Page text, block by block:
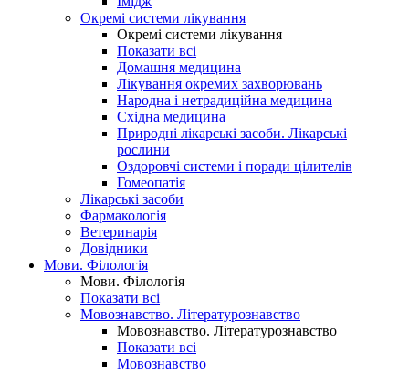
Окремі системи лікування
Окремі системи лікування
Показати всі
Домашня медицина
Лікування окремих захворювань
Народна і нетрадиційна медицина
Східна медицина
Природні лікарські засоби. Лікарські
рослини
Оздоровчі системи і поради цілителів
Гомеопатія
Лікарські засоби
Фармакологія
Ветеринарія
Довідники
Мови. Філологія
Мови. Філологія
Показати всі
Мовознавство. Літературознавство
Мовознавство. Літературознавство
Показати всі
Мовознавство